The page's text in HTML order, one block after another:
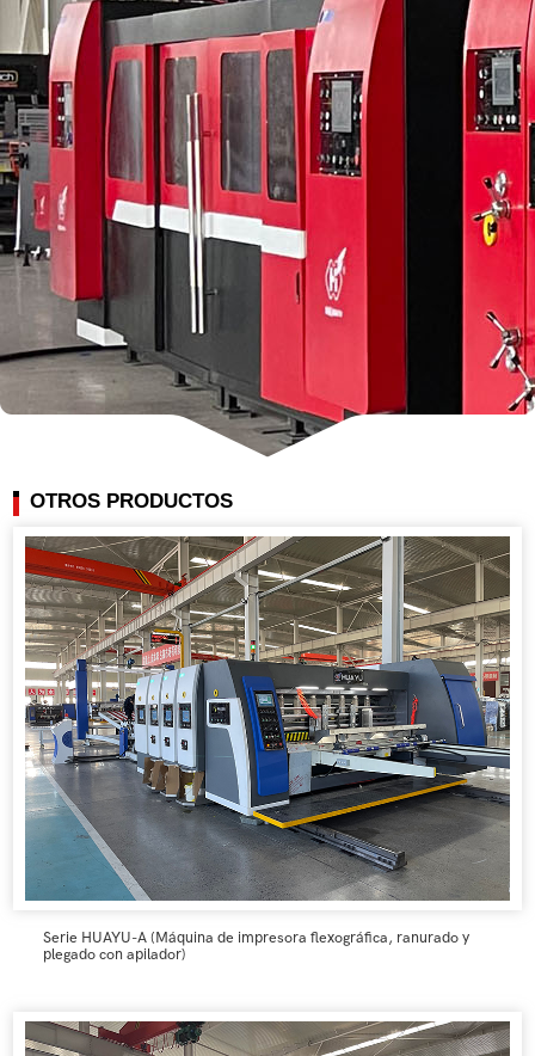
OTROS PRODUCTOS
Serie HUAYU-A (Máquina de impresora flexográfica, ranurado y
plegado con apilador)